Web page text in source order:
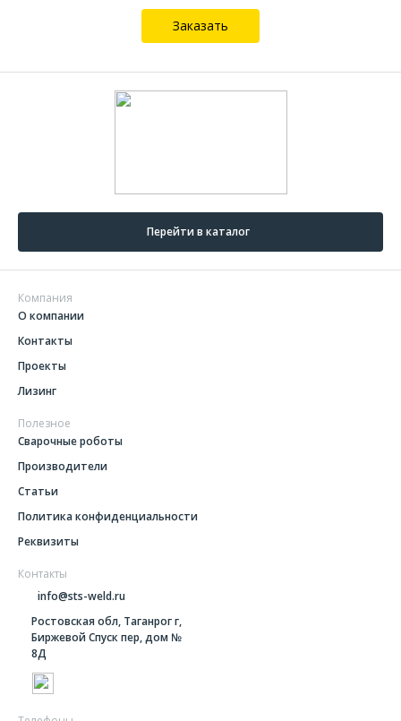
Заказать
Перейти в каталог
Компания
О компании
Контакты
Проекты
Лизинг
Полезное
Сварочные роботы
Производители
Статьи
Политика конфиденциальности
Реквизиты
Контакты
info@sts-weld.ru
Ростовская обл, Таганрог г,
Биржевой Спуск пер, дом №
8Д